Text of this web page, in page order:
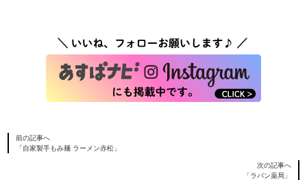
前の記事へ
「自家製手もみ麺 ラーメン赤松」
次の記事へ
「ラパン薬局」